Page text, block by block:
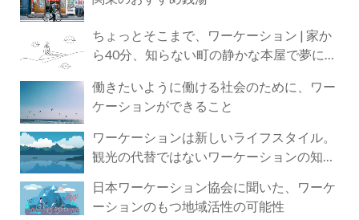
ちょっとそこまで、ワーケーション | 家か
ら40分、知らない町の静かな本屋で夢に近
働きたいように働ける社会のために、ワー
ケーションができること
ワーケーションは新しいライフスタイル。
観光の代替ではないワーケーションの知ら
日本ワーケーション協会に聞いた、ワーケ
ーションのもつ地域活性の可能性